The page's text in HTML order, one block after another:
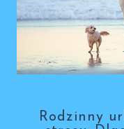
Rodzinny